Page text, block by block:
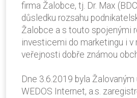
firma Žalobce, tj. Dr. Max
důsledku rozsahu
Žalobce a s touto spojenými
investicemi do marketingu i v
veřejnosti dobře známou
Dne 3.6.2019 byla
WEDOS Internet, a.s.